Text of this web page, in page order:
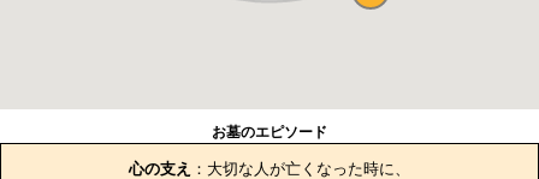
お墓のエピソード
心の支え ：大切な人が亡くなった時に、